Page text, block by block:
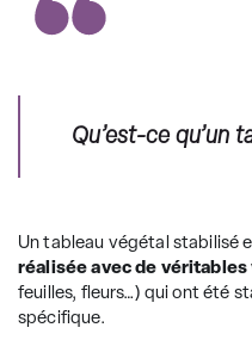
Qu’est-ce qu’un
Un tableau végétal stabilisé
réalisée avec de
feuilles, fleurs…) qui ont été
spécifique.